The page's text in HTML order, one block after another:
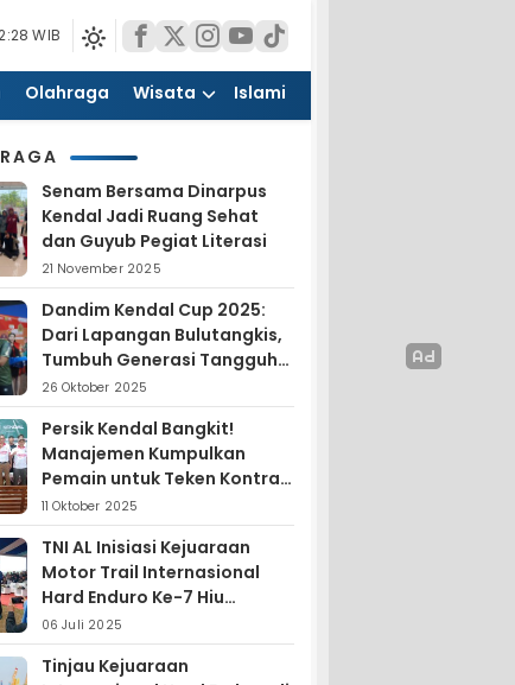
WIB
Olahraga Wisata Islami
Senam Bersama Dinarpus
Kendal Jadi Ruang Sehat
dan Guyub Pegiat Literasi
21 November 2025
Dandim Kendal Cup 2025:
Dari Lapangan Bulutangkis,
Tumbuh Generasi Tangguh
dan Nasionalis
26 Oktober 2025
Persik Kendal Bangkit!
Manajemen Kumpulkan
Pemain untuk Teken Kontrak
Jelang Liga 4
11 Oktober 2025
TNI AL Inisiasi Kejuaraan
Motor Trail Internasional
Hard Enduro Ke-7 Hiu
Selatan
06 Juli 2025
Tinjau Kejuaraan